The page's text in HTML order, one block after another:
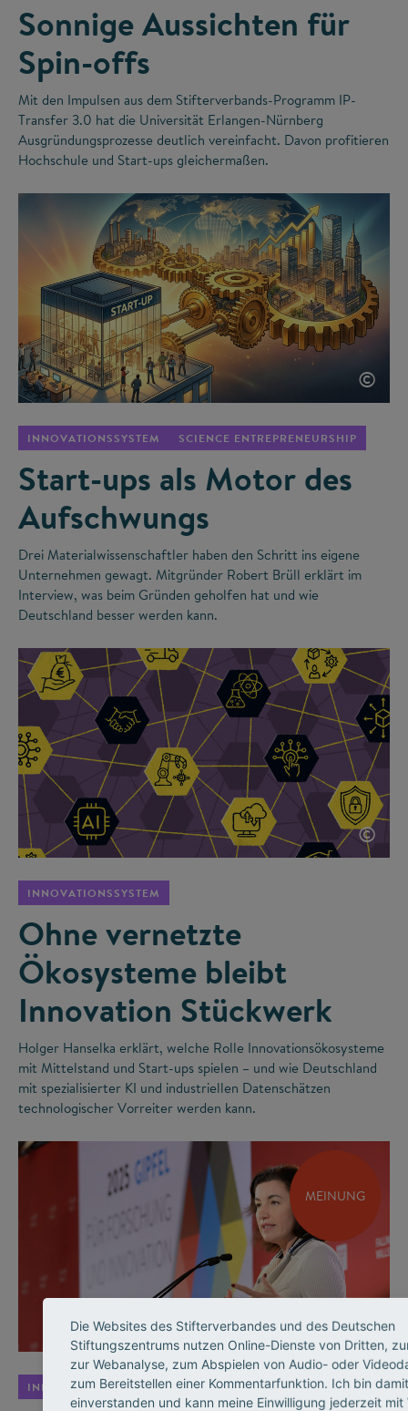
Sonnige Aussichten für
Spin-offs
Mit den Impulsen aus dem Stifterverbands-Programm IP-
Transfer 3.0 hat die Universität Erlangen-Nürnberg
Ausgründungsprozesse deutlich vereinfacht. Davon profitieren
Hochschule und Start-ups gleichermaßen.
©
INNOVATIONSSYSTEM SCIENCE ENTREPRENEURSHIP
Start-ups als Motor des
Aufschwungs
Drei Materialwissenschaftler haben den Schritt ins eigene
Unternehmen gewagt. Mitgründer Robert Brüll erklärt im
Interview, was beim Gründen geholfen hat und wie
Deutschland besser werden kann.
©
INNOVATIONSSYSTEM
Ohne vernetzte
Ökosysteme bleibt
Innovation Stückwerk
Holger Hanselka erklärt, welche Rolle Innovationsökosysteme
mit Mittelstand und Start-ups spielen – und wie Deutschland
mit spezialisierter KI und industriellen Datenschätzen
technologischer Vorreiter werden kann.
MEINUNG
©
INNOVATIONSSYSTEM
Die Websites des Stifterverbandes und des Deutschen
Stiftungszentrums nutzen Online-Dienste von Dritten,
zur Webanalyse, zum Abspielen von Audio- oder
zum Bereitstellen einer Kommentarfunktion. Ich bin damit
einverstanden und kann meine Einwilligung jederzeit mit